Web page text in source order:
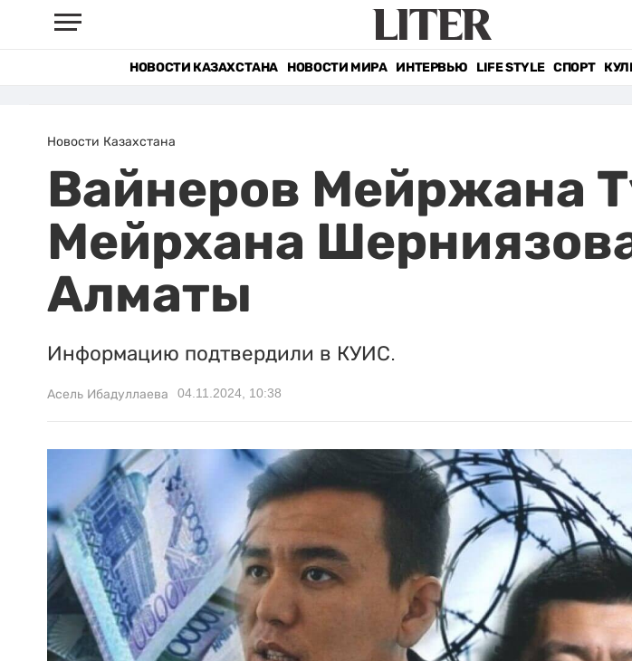
НОВОСТИ КАЗАХСТАНА НОВОСТИ МИРА ИНТЕРВЬЮ LIFE STYLE СПОРТ
Новости Казахстана
Вайнеров Мейржана
Мейрхана
Алматы
Информацию подтвердили в КУИС.
Асель Ибадуллаева 04.11.2024, 10:38